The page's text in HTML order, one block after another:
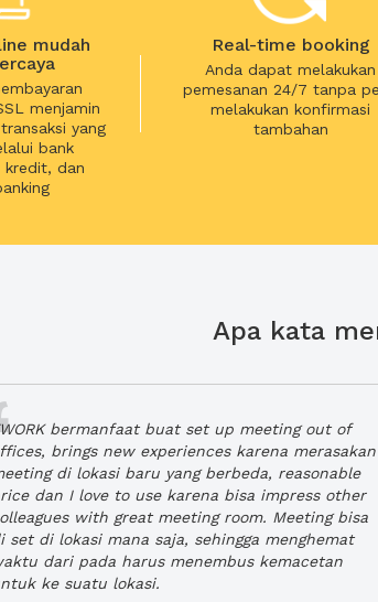
mudah
menjamin
yang
bank
kredit, dan
Real-time booking
Anda dapat melakukan
pemesanan 24/7 tanpa
melakukan konfirmasi
tambahan
Apa kata
bermanfaat buat set up meeting out of
brings new experiences karena merasakan
di lokasi baru yang berbeda, reasonable
dan I love to use karena bisa impress other
with great meeting room. Meeting bisa
set di lokasi mana saja, sehingga menghemat
dari pada harus menembus kemacetan
ke suatu lokasi.